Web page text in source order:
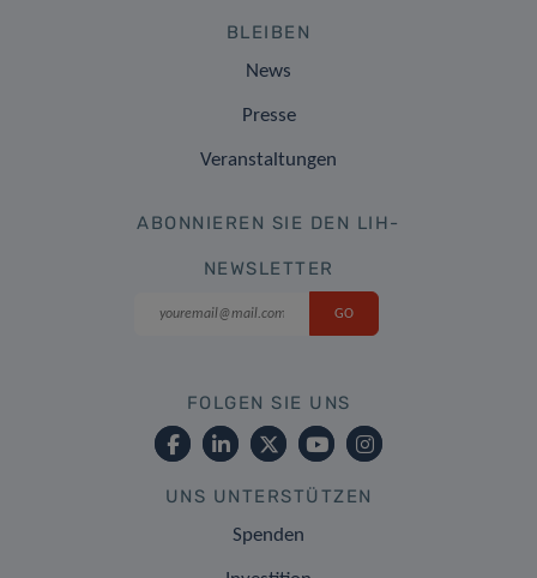
BLEIBEN
News
Presse
Veranstaltungen
ABONNIEREN SIE DEN LIH-
NEWSLETTER
FOLGEN SIE UNS
UNS UNTERSTÜTZEN
Spenden